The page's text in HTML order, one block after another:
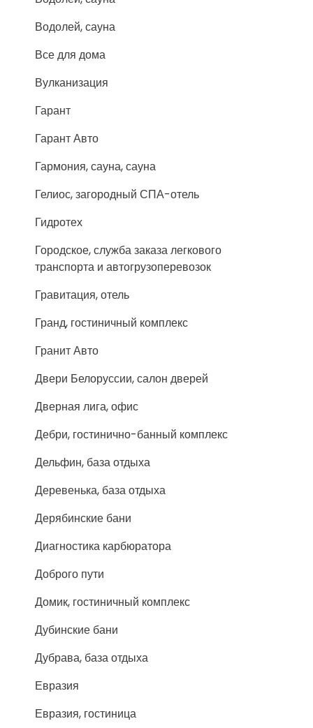
Водолей, сауна
Все для дома
Вулканизация
Гарант
Гарант Авто
Гармония, сауна, сауна
Гелиос, загородный СПА-отель
Гидротех
Городское, служба заказа легкового
транспорта и автогрузоперевозок
Гравитация, отель
Гранд, гостиничный комплекс
Гранит Авто
Двери Белоруссии, салон дверей
Дверная лига, офис
Дебри, гостинично-банный комплекс
Дельфин, база отдыха
Деревенька, база отдыха
Дерябинские бани
Диагностика карбюратора
Доброго пути
Домик, гостиничный комплекс
Дубинские бани
Дубрава, база отдыха
Евразия
Евразия, гостиница